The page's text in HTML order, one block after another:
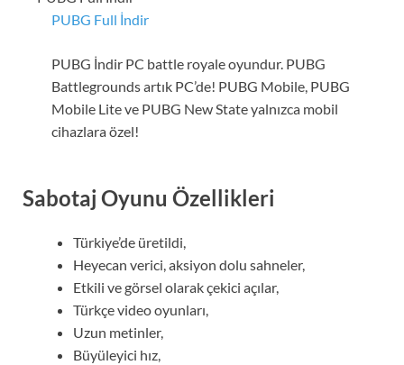
PUBG Full İndir
PUBG İndir PC battle royale oyundur. PUBG
Battlegrounds artık PC’de! PUBG Mobile, PUBG
Mobile Lite ve PUBG New State yalnızca mobil
cihazlara özel!
Sabotaj Oyunu Özellikleri
Türkiye’de üretildi,
Heyecan verici, aksiyon dolu sahneler,
Etkili ve görsel olarak çekici açılar,
Türkçe video oyunları,
Uzun metinler,
Büyüleyici hız,